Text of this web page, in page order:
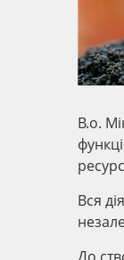
В.о.
Вся